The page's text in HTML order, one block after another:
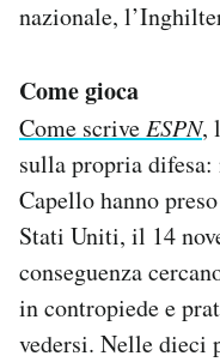
nazionale,
Come gioca
Come scriveESPN,
sulla propria
Capello hanno
Stati Uniti, il 14
conseguenza
in contropiede e
vedersi. Nelle dieci